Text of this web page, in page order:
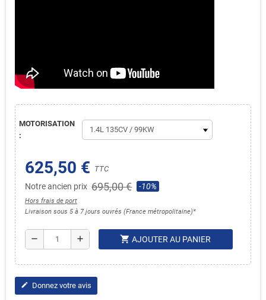
MOTORISATION
:
625,50 € TTC
Notre ancien prix 695,00 € -10%
Hors frais de port
Livraison sous 5 à 7 jours ouvrés (France métropolitaine)*
remove add shopping_cart AJOUTER AU PANIER
edit Donnez votre avis